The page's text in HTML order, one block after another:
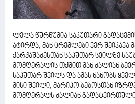
ლელა წურწუმია საკუთარი
ატირდა, მან ცრემლები ვერ შეიკავა
ქარქაშაძესთან საკუთარ სვილზე
მომღერალის თქმით მან ძალიან
საკუთარ შვილს და ამას ნანობს
მისი შვილი, მარიკო ბებოსთან
მომღერალს ძალიან